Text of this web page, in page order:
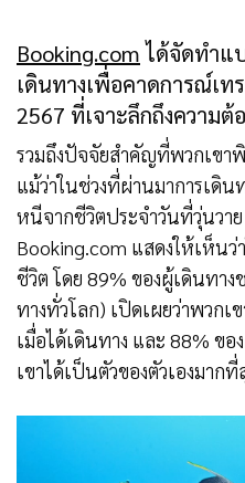
Booking.com ได้จัดทำแ
เดินทางเพื่อคาดการณ์เท
2567 ที่เจาะลึกถึงความต้
รวมถึงปัจจัยสำคัญที่พวกเขา
แม้ว่าในช่วงที่ผ่านมาการเดิ
หนีจากชีวิตประจำวันที่วุ่นวาย
Booking.com แสดงให้เห็น
ชีวิต โดย 89% ของผู้เดินทา
ทางทั่วโลก) เปิดเผยว่าพวกเ
เมื่อได้เดินทาง และ 88% ขอ
เขาได้เป็นตัวของตัวเองมาก